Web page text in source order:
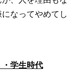
なってやめてし
学生時代